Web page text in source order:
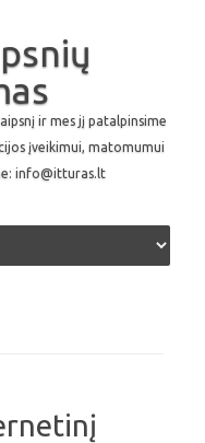
ir mes jį patalpinsime
įveikimui, matomumui
info@itturas.lt
content